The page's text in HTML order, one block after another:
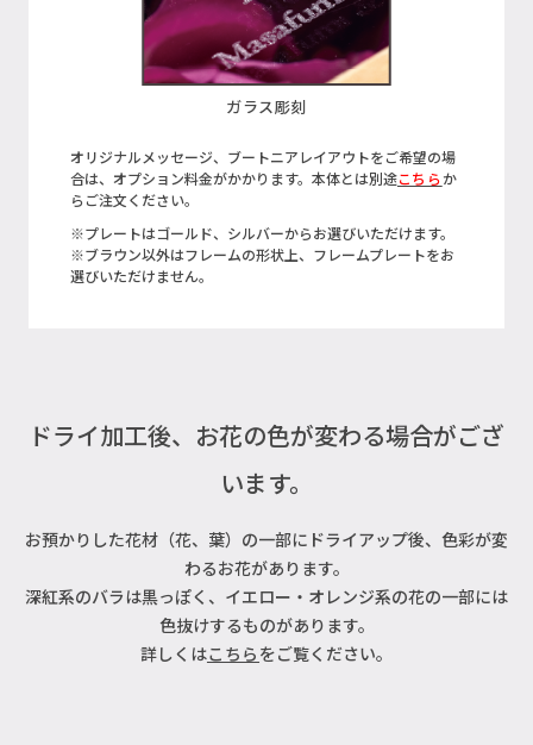
ガラス彫刻
オリジナルメッセージ、ブートニアレイアウトをご希望の場
合は、オプション料金がかかります。本体とは別途こちらか
らご注文ください。
※プレートはゴールド、シルバーからお選びいただけます。
※ブラウン以外はフレームの形状上、フレームプレートをお
選びいただけません。
ドライ加工後、お花の色が変わる場合がござ
います。
お預かりした花材（花、葉）の一部にドライアップ後、色彩が変
わるお花があります。
深紅系のバラは黒っぽく、イエロー・オレンジ系の花の一部には
色抜けするものがあります。
詳しくはこちら をご覧ください。